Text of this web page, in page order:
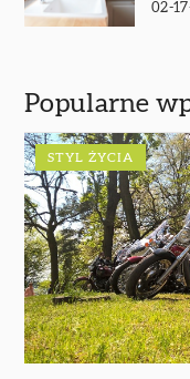
02-
Popularne
STYL ŻYCIA